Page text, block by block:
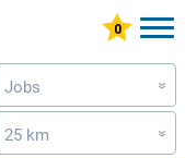
Jobs »
25 km »